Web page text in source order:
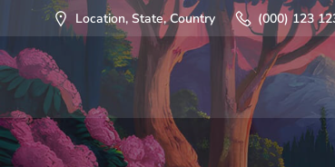
Saltar
al
contenido
Location, State, Country (000) 123